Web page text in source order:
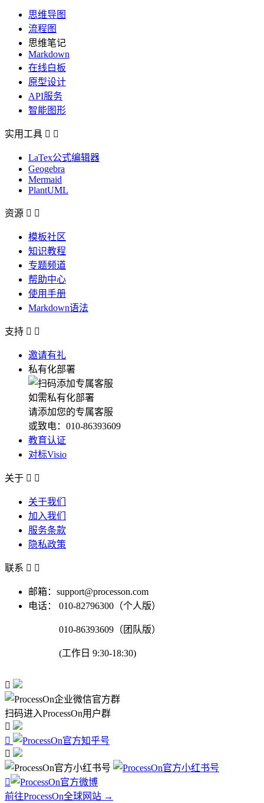
思维导图
流程图
思维笔记
Markdown
在线白板
原型设计
API服务
智能图形
实用工具  
LaTex公式编辑器
Geogebra
Mermaid
PlantUML
资源  
模板社区
知识教程
专题频道
帮助中心
使用手册
Markdown语法
支持  
邀请有礼
私有化部署
如需私有化部署
请添加您的专属客服
或致电：010-86393609
教育认证
对标Visio
关于  
关于我们
加入我们
服务条款
隐私政策
联系  
邮箱：support@processon.com
电话：
010-82796300（个人版）
010-86393609（团队版）
(工作日 9:30-18:30)

扫码进入ProcessOn用户群




前往ProcessOn全球网站 →